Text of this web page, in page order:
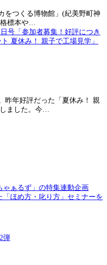
をつくる博物館」(紀美野町神
格標本や…
昨年好評だった「夏休み！ 親
ました。今…
ぁるず」の特集連動企画
ほめ方・叱り方」セミナーを
弾